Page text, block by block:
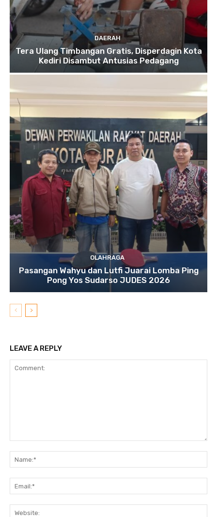
DAERAH
Tera Ulang Timbangan Gratis, Disperdagin Kota
Kediri Disambut Antusias Pedagang
OLAHRAGA
Pasangan Wahyu dan Lutfi Juarai Lomba Ping
Pong Yos Sudarso JUDES 2026
LEAVE A REPLY